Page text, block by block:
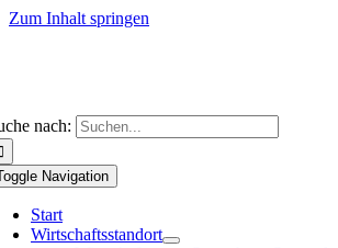
Zum Inhalt springen
nach:
Navigation
Start
Wirtschaftsstandort